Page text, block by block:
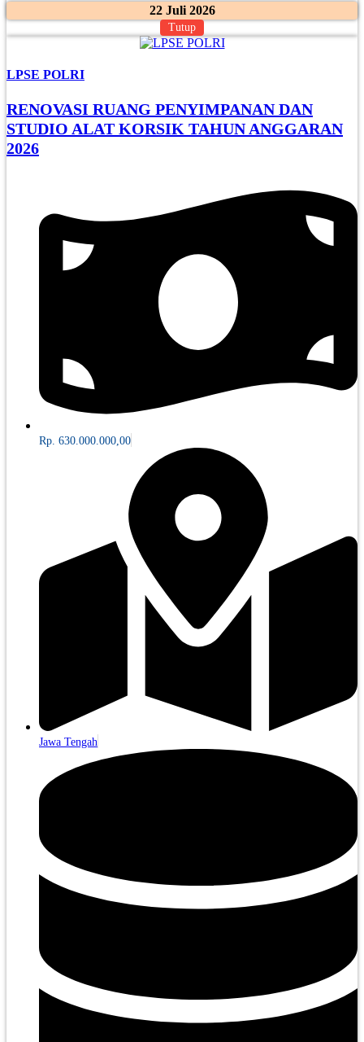
22 Juli 2026
Tutup
LPSE POLRI
RENOVASI RUANG PENYIMPANAN DAN
STUDIO ALAT KORSIK TAHUN ANGGARAN
2026
Rp. 630.000.000,00
Jawa Tengah